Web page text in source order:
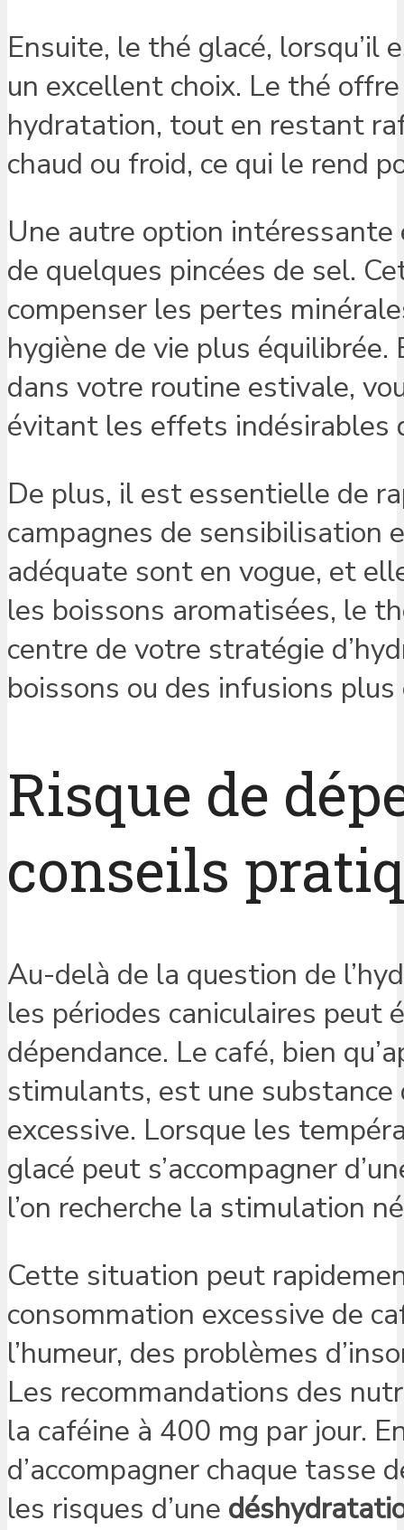
Ensuite, le thé glacé, lorsqu’il
un excellent choix. Le thé
hydratation, tout en restant
chaud ou froid, ce qui le rend
Une autre option intéressante
de quelques pincées de sel.
compenser les pertes
hygiène de vie plus
dans votre routine estivale,
évitant les effets indésirables
De plus, il est essentielle de
campagnes de sensibilisation
adéquate sont en vogue, et
les boissons aromatisées, le
centre de votre stratégie
boissons ou des infusions
Risque de
conseils
Au-delà de la question de
les périodes caniculaires peut
dépendance. Le café, bien
stimulants, est une
excessive. Lorsque les
glacé peut s’accompagner
l’on recherche la stimulation
Cette situation peut
consommation excessive de
l’humeur, des problèmes
Les recommandations des
la caféine à 400 mg par jour.
d’accompagner chaque tasse
les risques d’une